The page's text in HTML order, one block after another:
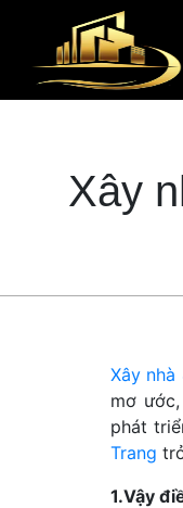
Xây
Xây nhà
mơ
phát
Trang
1.Vậy